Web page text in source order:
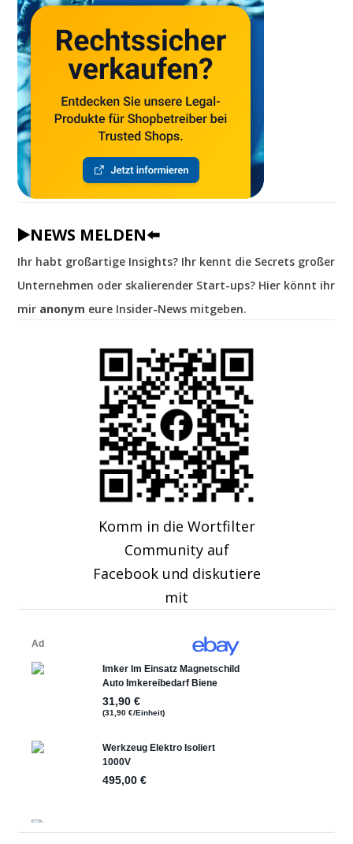
▶️NEWS MELDEN⬅️
Ihr habt großartige Insights? Ihr kennt die Secrets großer
Unternehmen oder skalierender Start-ups? Hier könnt ihr
mir anonym eure Insider-News mitgeben.
Komm in die Wortfilter
Community auf
Facebook und diskutiere
mit